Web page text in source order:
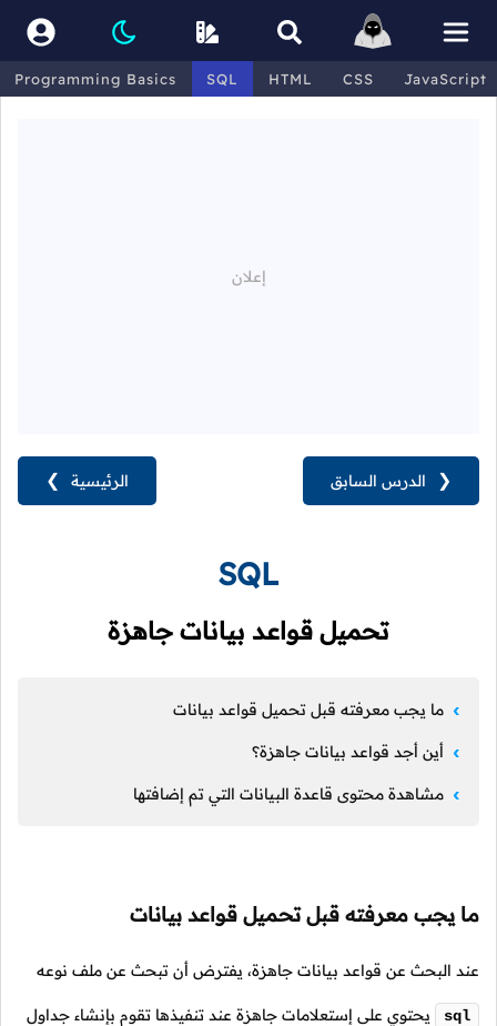
Programming Basics SQL HTML CSS JavaScript
الرئيسية ❯ ❮ الدرس السابق
SQL
تحميل قواعد بيانات جاهزة
ما يجب معرفته قبل تحميل قواعد بيانات
أين أجد قواعد بيانات جاهزة؟
مشاهدة محتوى قاعدة البيانات التي تم إضافتها
ما يجب معرفته قبل تحميل قواعد بيانات
عند البحث عن قواعد بيانات جاهزة، يفترض أن تبحث عن ملف نوعه
sql يحتوي على إستعلامات جاهزة عند تنفيذها تقوم بإنشاء جداول